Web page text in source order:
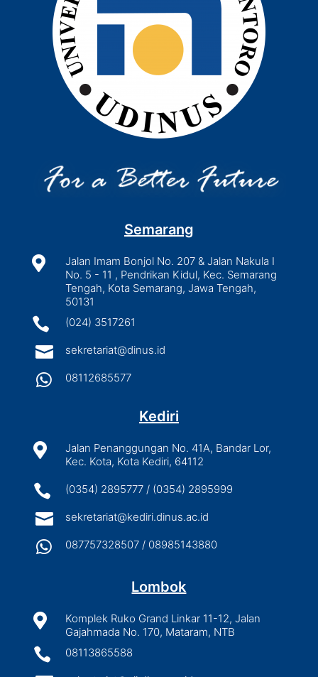
Semarang

Jalan Imam Bonjol No. 207 & Jalan Nakula I
No. 5 - 11 , Pendrikan Kidul, Kec. Semarang
Tengah, Kota Semarang, Jawa Tengah,
50131
 (024) 3517261
 sekretariat@dinus.id
 08112685577
Kediri

Jalan Penanggungan No. 41A, Bandar Lor,
Kec. Kota, Kota Kediri, 64112
 (0354) 2895777 / (0354) 2895999
 sekretariat@kediri.dinus.ac.id
 087757328507 / 08985143880
Lombok

Komplek Ruko Grand Linkar 11-12, Jalan
Gajahmada No. 170, Mataram, NTB
 08113865588